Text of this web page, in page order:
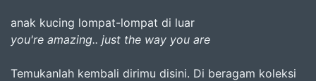
anak kucing lompat-lompat di luar
you're amazing.. just the way you are
Temukanlah kembali dirimu disini. Di beragam koleksi